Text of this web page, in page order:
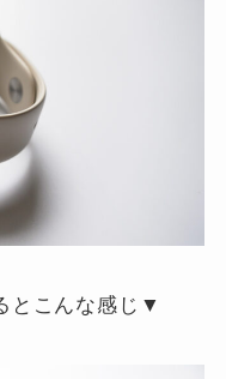
とこんな感じ▼